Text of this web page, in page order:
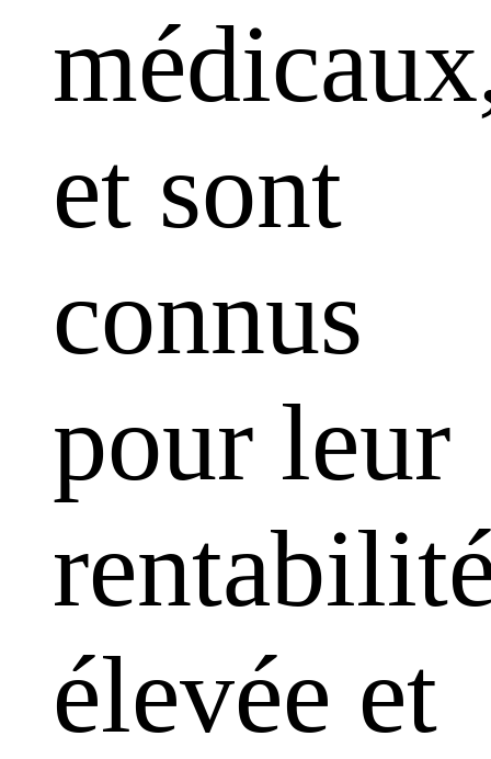
et sont
connus
pour leur
élevée et